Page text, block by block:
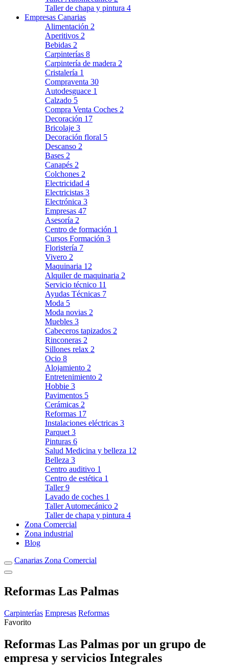
Taller de chapa y pintura 4
Empresas Canarias
Alimentación 2
Aperitivos 2
Bebidas 2
Carpinterías 8
Carpintería de madera 2
Cristalería 1
Compraventa 30
Autodesguace 1
Calzado 5
Compra Venta Coches 2
Decoración 17
Bricolaje 3
Decoración floral 5
Descanso 2
Bases 2
Canapés 2
Colchones 2
Electricidad 4
Electricistas 3
Electrónica 3
Empresas 47
Asesoría 2
Centro de formación 1
Cursos Formación 3
Floristería 7
Vivero 2
Maquinaria 12
Alquiler de maquinaria 2
Servicio técnico 11
Ayudas Técnicas 7
Moda 5
Moda novias 2
Muebles 3
Cabeceros tapizados 2
Rinconeras 2
Sillones relax 2
Ocio 8
Alojamiento 2
Entretenimiento 2
Hobbie 3
Pavimentos 5
Cerámicas 2
Reformas 17
Instalaciones eléctricas 3
Parquet 3
Pinturas 6
Salud Medicina y belleza 12
Belleza 3
Centro auditivo 1
Centro de estética 1
Taller9
Lavado de coches 1
Taller Automecánico 2
Taller de chapa y pintura 4
Zona Comercial
Zona industrial
Blog
Canarias Zona Comercial
Reformas Las Palmas
Carpinterías Empresas Reformas
Favorito
Reformas Las Palmas por un grupo de
empresa y servicios Integrales